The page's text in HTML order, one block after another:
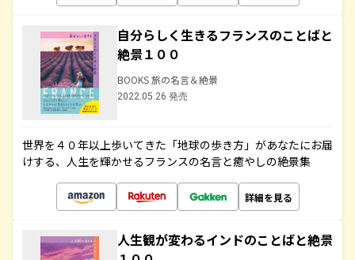
自分らしく生きるフランスのことばと
絶景１００
BOOKS 旅の名言＆絶景
2022.05.26 発売
世界を４０年以上歩いてきた「地球の歩き方」があなたにお届
けする、人生を輝かせるフランスの名言と癒やしの絶景集
詳細を見る
人生観が変わるインドのことばと絶景